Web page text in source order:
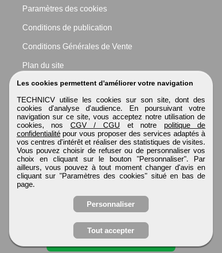
Obtenir ses
coordonnées
Les cookies permettent d'améliorer votre navigation
TECHNICV utilise les cookies sur son site, dont des
cookies d'analyse d'audience. En poursuivant votre
navigation sur ce site, vous acceptez notre utilisation de
cookies, nos CGV / CGU et notre politique de
confidentialitépour vous proposer des services adaptés à
vos centres d'intérêt et réaliser des statistiques de visites.
Vous pouvez choisir de refuser ou de personnaliser vos
choix en cliquant sur le bouton "Personnaliser". Par
ailleurs, vous pouvez à tout moment changer d'avis en
cliquant sur "Paramètres des cookies" situé en bas de
page.
Personnaliser
Tout accepter
Paramètres des cookies
Conditions de publication
Conditions Générales de Vente
Plan du site
TECHNICV
Tous droits réservés © 1999 - 2026